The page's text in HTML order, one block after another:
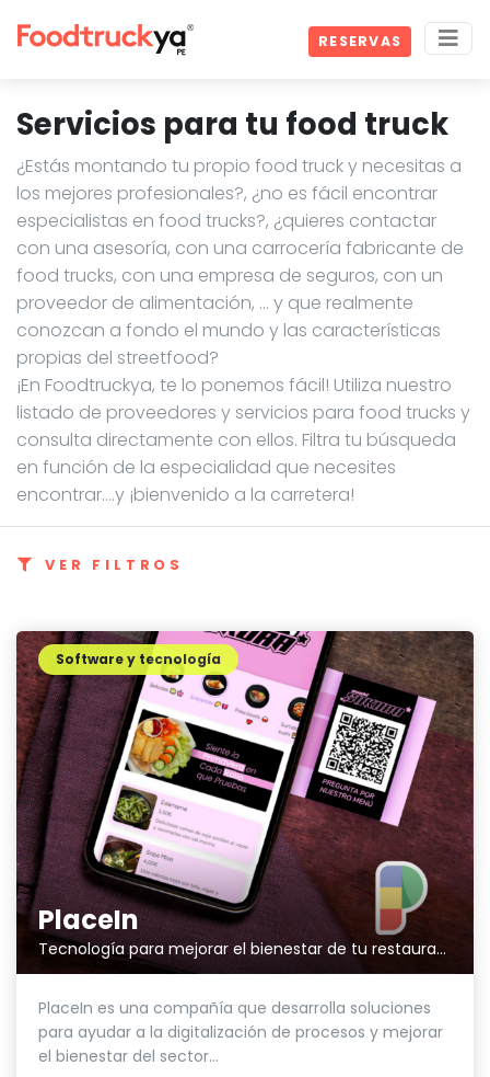
RESERVAS
Servicios para tu food truck
¿Estás montando tu propio food truck y necesitas a
los mejores profesionales?, ¿no es fácil encontrar
especialistas en food trucks?, ¿quieres contactar
con una asesoría, con una carrocería fabricante de
food trucks, con una empresa de seguros, con un
proveedor de alimentación, … y que realmente
conozcan a fondo el mundo y las características
propias del streetfood?
¡En Foodtruckya, te lo ponemos fácil! Utiliza nuestro
listado de proveedores y servicios para food trucks y
consulta directamente con ellos. Filtra tu búsqueda
en función de la especialidad que necesites
encontrar....y ¡bienvenido a la carretera!
VER FILTROS
PlaceIn
Tecnología para mejorar el bienestar de tu restaurante
Software y tecnología
PlaceIn es una compañía que desarrolla soluciones
para ayudar a la digitalización de procesos y mejorar
el bienestar del sector...